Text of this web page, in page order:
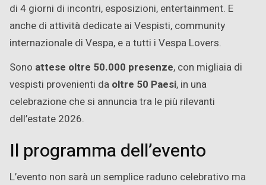
di 4 giorni di incontri, esposizioni, entertainment. E
anche di attività dedicate ai Vespisti, community
internazionale di Vespa, e a tutti i Vespa Lovers.
Sono attese oltre 50.000 presenze, con migliaia di
vespisti provenienti da oltre 50 Paesi, in una
celebrazione che si annuncia tra le più rilevanti
dell’estate 2026.
Il programma dell’evento
L’evento non sarà un semplice raduno celebrativo ma